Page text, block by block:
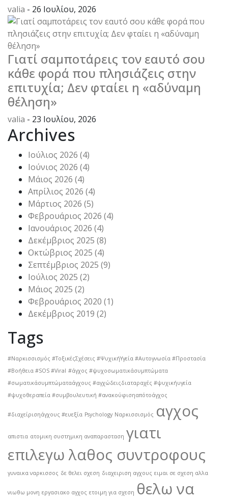
valia - 26 Ιουλίου, 2026
Γιατί σαμποτάρεις τον εαυτό σου
κάθε φορά που πλησιάζεις στην
επιτυχία; Δεν φταίει η «αδύναμη
θέληση»
valia - 23 Ιουλίου, 2026
Archives
Ιούλιος 2026 (4)
Ιούνιος 2026 (4)
Μάιος 2026 (4)
Απρίλιος 2026 (4)
Μάρτιος 2026 (5)
Φεβρουάριος 2026 (4)
Ιανουάριος 2026 (4)
Δεκέμβριος 2025 (8)
Οκτώβριος 2025 (4)
Σεπτέμβριος 2025 (9)
Ιούλιος 2025 (2)
Μάιος 2025 (2)
Φεβρουάριος 2020 (1)
Δεκέμβριος 2019 (2)
Tags
#Ναρκισσισμός #ΤοξικέςΣχέσεις #ΨυχικήΥγεία #Αυτογνωσία #Προστασία
#Βοήθεια #SOS #Viral #άγχος #ψυχοσωματικάσυμπτώματα
#σωματικάσυμπτώματαάγχους #αγχώδειςδιαταραχές #ψυχικήυγεία
#ψυχοθεραπεία #συμβουλευτική #ανακούφισηαπότοάγχος
#διαχείρισηάγχους #ευεξία Psychology Ναρκισσισμός αγχος
απιστια ατομικη συστημικη αναπαρασταση γιατι
επιλεγω λαθος συντροφους
γυναικα ναρκισσος δε θελει σχεση διαχειριση αγχους ειμαι σε σχεση αλλα
νιωθω μονη εργασιακο αγχος ετοιμη για σχεση θελω να